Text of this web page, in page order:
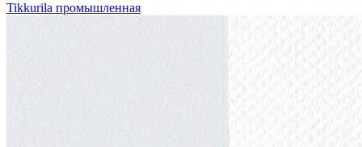
Tikkurila промышленная